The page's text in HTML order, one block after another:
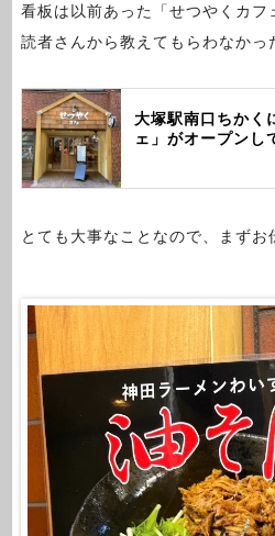
看板は以前あった「せつやくカフ
読者さんから教えてもらわなかっ
大塚駅南口ちかく
ェ」がオープンし
とても大事なことなので、まずお